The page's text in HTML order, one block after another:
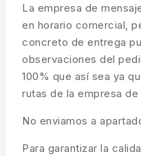
La empresa de
en horario comercial,
concreto de entrega
observaciones del
100% que así sea ya
rutas de la empresa
No enviamos a
Para garantizar la